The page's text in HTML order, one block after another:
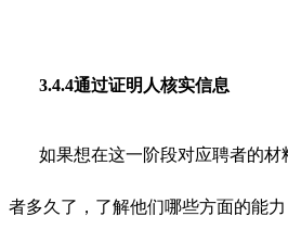
3.4.4通过证明人核实信息
如果想在这一阶段对应聘者的
者多久了，了解他们哪些方面的能